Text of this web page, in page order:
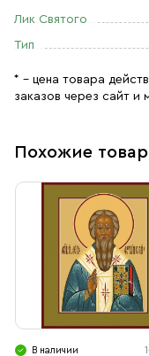
Лик Святого
Тип
* – цена товара
заказов через сайт и
Похожие
В наличии